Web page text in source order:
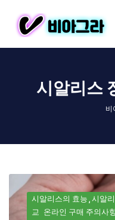
시알리스
비
시알리스의 효능 시알
교 온라인 구매 주의사